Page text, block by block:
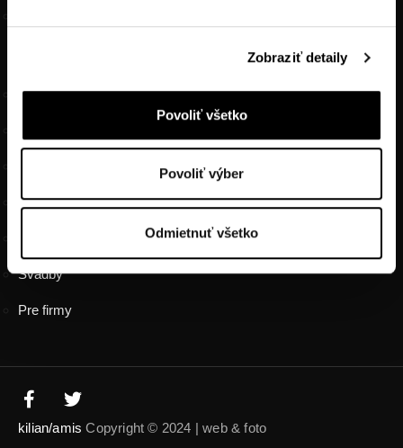
Zobraziť detaily
Povoliť všetko
Povoliť výber
Odmietnuť všetko
Balíčky a Poukazy
Wellness
Svadby
Pre firmy
kilian/amis Copyright © 2024 | web & foto